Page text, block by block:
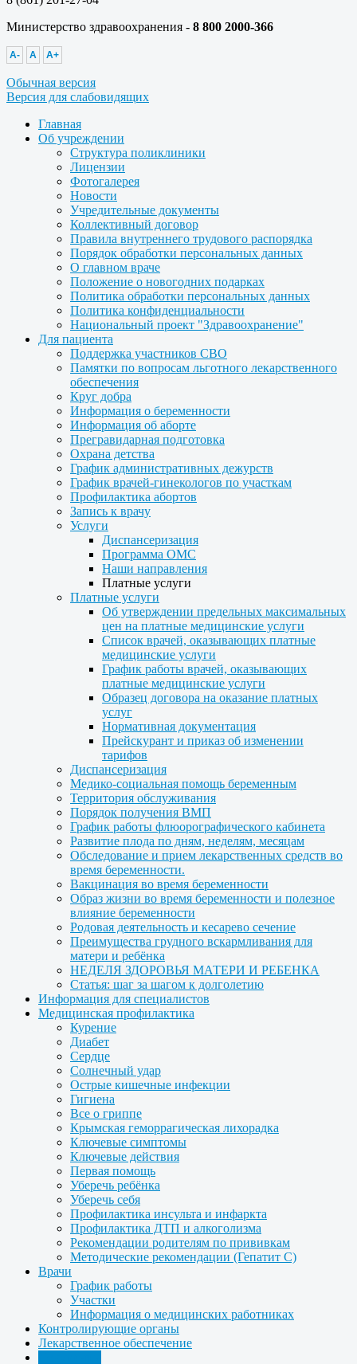
Министерство здравоохранения - 8 800 2000-366
A- A A+
Обычная версия
Версия для слабовидящих
Главная
Об учреждении
Структура поликлиники
Лицензии
Фотогалерея
Новости
Учредительные документы
Коллективный договор
Правила внутреннего трудового распорядка
Порядок обработки персональных данных
О главном враче
Положение о новогодних подарках
Политика обработки персональных данных
Политика конфиденциальности
Национальный проект "Здравоохранение"
Для пациента
Поддержка участников СВО
Памятки по вопросам льготного лекарственного
обеспечения
Круг добра
Информация о беременности
Информация об аборте
Прегравидарная подготовка
Охрана детства
График административных дежурств
График врачей-гинекологов по участкам
Профилактика абортов
Запись к врачу
Услуги
Диспансеризация
Программа ОМС
Наши направления
Платные услуги
Платные услуги
Об утверждении предельных максимальных
цен на платные медицинские услуги
Список врачей, оказывающих платные
медицинские услуги
График работы врачей, оказывающих
платные медицинские услуги
Образец договора на оказание платных
услуг
Нормативная документация
Прейскурант и приказ об изменении
тарифов
Диспансеризация
Медико-социальная помощь беременным
Территория обслуживания
Порядок получения ВМП
График работы флюорографического кабинета
Развитие плода по дням, неделям, месяцам
Обследование и прием лекарственных средств во
время беременности.
Вакцинация во время беременности
Образ жизни во время беременности и полезное
влияние беременности
Родовая деятельность и кесарево сечение
Преимущества грудного вскармливания для
матери и ребёнка
НЕДЕЛЯ ЗДОРОВЬЯ МАТЕРИ И РЕБЕНКА
Статья: шаг за шагом к долголетию
Информация для специалистов
Медицинская профилактика
Курение
Диабет
Сердце
Солнечный удар
Острые кишечные инфекции
Гигиена
Все о гриппе
Крымская геморрагическая лихорадка
Ключевые симптомы
Ключевые действия
Первая помощь
Уберечь ребёнка
Уберечь себя
Профилактика инсульта и инфаркта
Профилактика ДТП и алкоголизма
Рекомендации родителям по прививкам
Методические рекомендации (Гепатит С)
Врачи
График работы
Участки
Информация о медицинских работниках
Контролирующие органы
Лекарственное обеспечение